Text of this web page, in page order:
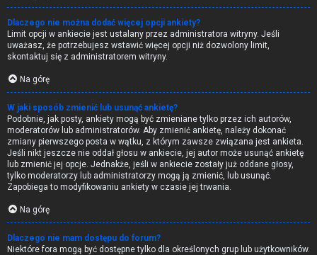
Dlaczego nie można dodać więcej opcji ankiety?
Limit opcji w ankiecie jest ustalany przez administratora witryny. Jeśli
uważasz, że potrzebujesz wstawić więcej opcji niż dozwolony limit,
skontaktuj się z administratorem witryny.
Na górę
W jaki sposób zmienić lub usunąć ankietę?
Podobnie, jak posty, ankiety mogą być zmieniane tylko przez ich autorów,
moderatorów lub administratorów. Aby zmienić ankietę, należy dokonać
zmiany pierwszego posta w wątku, z którym zawsze związana jest ankieta.
Jeśli nikt jeszcze nie oddał głosu w ankiecie, jej autor może usunąć ankietę
lub zmienić jej opcje. Jednakże, jeśli w ankiecie zostały już oddane głosy,
tylko moderatorzy lub administratorzy mogą ją zmienić, lub usunąć.
Zapobiega to modyfikowaniu ankiety w czasie jej trwania.
Na górę
Dlaczego nie mam dostępu do forum?
Niektóre fora mogą być dostępne tylko dla określonych grup lub użytkowników.